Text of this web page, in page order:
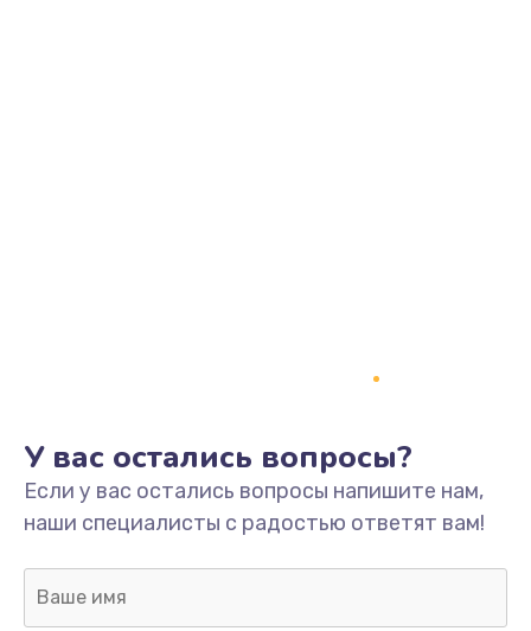
У вас остались вопросы?
Если у вас остались вопросы напишите нам,
наши специалисты с радостью ответят вам!